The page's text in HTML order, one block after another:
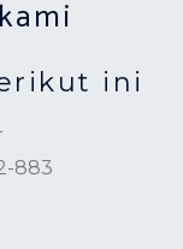
ini
883